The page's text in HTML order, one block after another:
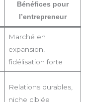
Bénéfices pour
l’entrepreneur
Marché en
expansion,
fidélisation forte
Relations durables,
niche ciblée